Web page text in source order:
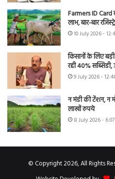
Farmers ID Card
लाभ, बार-बार
10 July 2026 -
किसानों के लिए
रही 40%
9 July 2026 -
न मंडी की टेंशन, न
लाखों रुपये
8 July 2026 -
© Copyright 2026, All Rights